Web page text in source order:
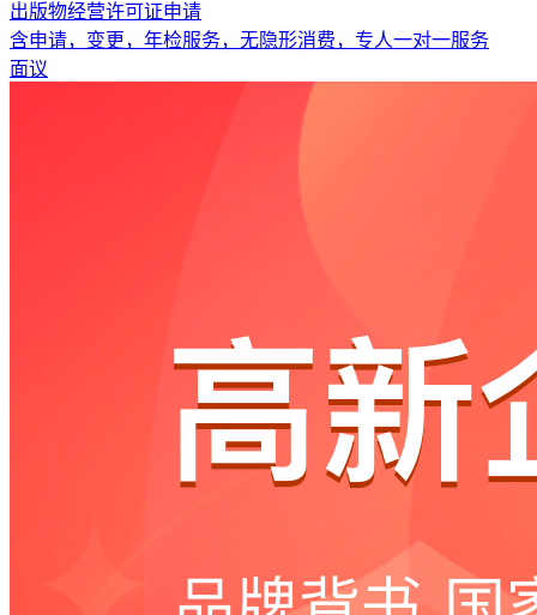
出版物经营许可证申请
含申请，变更，年检服务，无隐形消费，专人一对一服务
面议